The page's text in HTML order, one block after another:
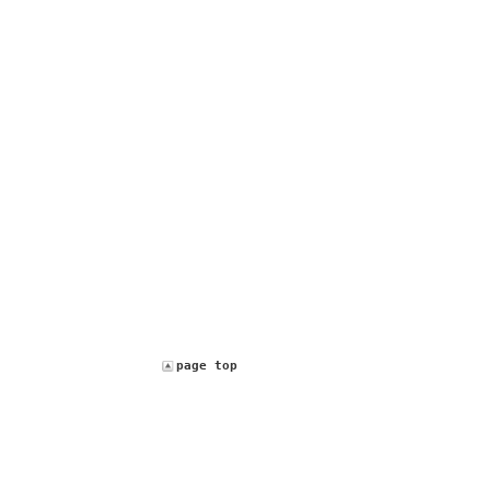
page top